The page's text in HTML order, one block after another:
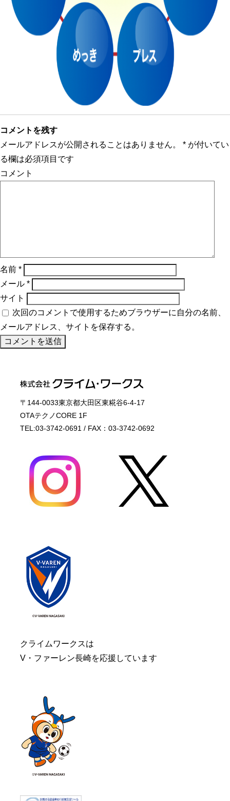
コメントを残す
メールアドレスが公開されることはありません。
* が付いてい
る欄は必須項目です
コメント
名前 *
メール *
サイト
次回のコメントで使用するためブラウザーに自分の名前、
メールアドレス、サイトを保存する。
〒144-0033東京都大田区東糀谷6-4-17
OTAテクノCORE 1F
TEL:03-3742-0691 / FAX：03-3742-0692
クライムワークスは
V・ファーレン長崎を応援しています